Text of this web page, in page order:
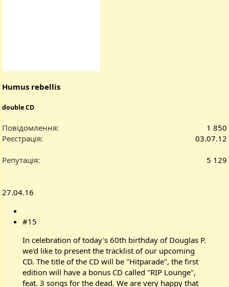
Humus rebellis
double CD
Повідомлення
1 850
Реєстрація
03.07.12
Репутація 5 129
27.04.16
#15
In celebration of today's 60th birthday of Douglas P.
we'd like to present the tracklist of our upcoming
CD. The title of the CD will be "Hitparade", the first
edition will have a bonus CD called "RIP Lounge",
feat. 3 songs for the dead. We are very happy that